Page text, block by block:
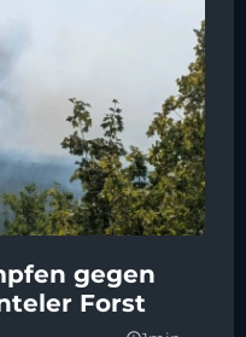
gegen
Forst